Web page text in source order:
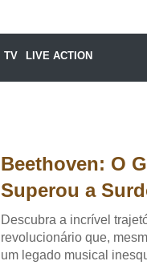
TV LIVE ACTION
Beethoven: O
Superou a
Descubra a incrível
revolucionário que,
um legado musical